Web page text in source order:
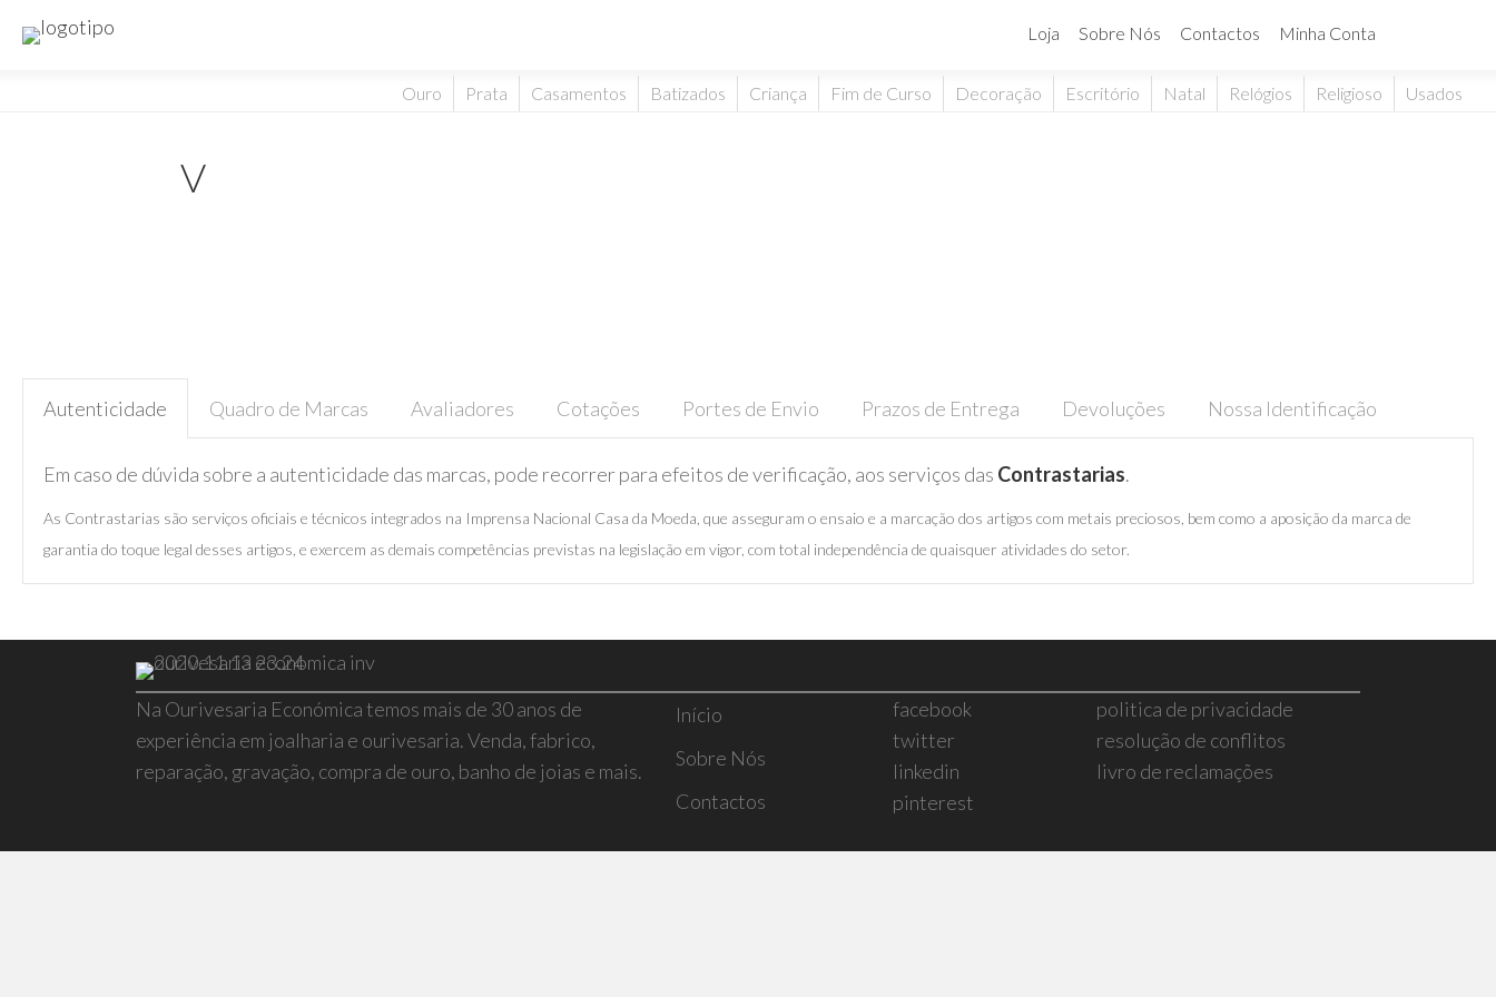
Loja Sobre Nós Contactos Minha Conta
Ouro Prata Casamentos Batizados Criança Fim de Curso Decoração Escritório Natal Relógios Religioso Usados
V
Autenticidade Quadro de Marcas Avaliadores Cotações Portes de Envio Prazos de Entrega Devoluções Nossa Identificação
Em caso de dúvida sobre a autenticidade das marcas, pode recorrer para efeitos de verificação, aos serviços das Contrastarias.
As Contrastarias são serviços oficiais e técnicos integrados na Imprensa Nacional Casa da Moeda, que asseguram o ensaio e a marcação dos artigos com metais preciosos, bem como a aposição da marca de
garantia do toque legal desses artigos, e exercem as demais competências previstas na legislação em vigor, com total independência de quaisquer atividades do setor.
Na Ourivesaria Económica temos mais de 30 anos de
experiência em joalharia e ourivesaria. Venda, fabrico,
reparação, gravação, compra de ouro, banho de joias e mais.
Início
Sobre Nós
Contactos
facebook
twitter
linkedin
pinterest
politica de privacidade
resolução de conflitos
livro de reclamações